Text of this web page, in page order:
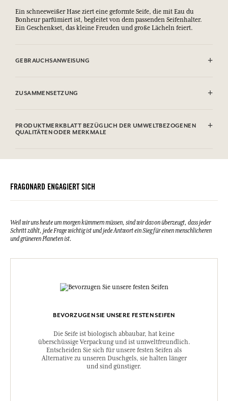
Ein schneeweißer Hase ziert eine geformte Seife, die mit Eau du
Bonheur parfümiert ist, begleitet von dem passenden Seifenhalter.
Ein Geschenkset, das kleine Freuden und große Lächeln feiert.
GEBRAUCHSANWEISUNG
Wasser spülen.
ZUSAMMENSETZUNG
(Fragrance), Palm Kernel Acid, Butyrospermum Parkii (Shea) Butter,
Sodium Chloride, Glycerin, Tetrasodium Etidronate,
PRODUKTMERKBLATT BEZÜGLICH DER UMWELTBEZOGENEN
QUALITÄTEN ODER MERKMALE
Bitte konsultieren Sie die Umweltqualitäten oder -merkmale, indem
FRAGONARD ENGAGIERT SICH
Weil wir uns heute um morgen kümmern müssen, sind wir davon überzeugt, dass jeder
Schritt zählt, jede Frage wichtig ist und jede Antwort ein Sieg für einen menschlicheren
und grüneren Planeten ist.
BEVORZUGEN SIE UNSERE FESTEN SEIFEN
Die Seife ist biologisch abbaubar, hat keine
überschüssige Verpackung und ist umweltfreundlich.
Entscheiden Sie sich für unsere festen Seifen als
Alternative zu unseren Duschgels, sie halten länger
und sind günstiger.